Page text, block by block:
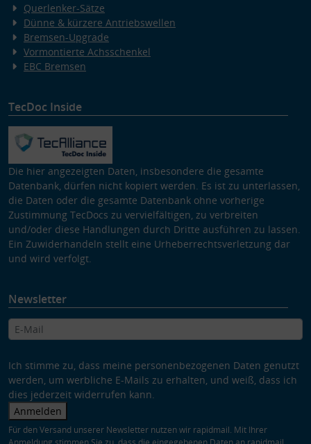
Querlenker-Sätze
Dünne & kürzere Antriebswellen
Bremsen-Upgrade
Vormontierte Achsschenkel
EBC Bremsen
TecDoc Inside
Die hier angezeigten Daten, insbesondere die gesamte
Datenbank, dürfen nicht kopiert werden. Es ist zu unterlassen,
die Daten oder die gesamte Datenbank ohne vorherige
Zustimmung TecDocs zu vervielfältigen, zu verbreiten
und/oder diese Handlungen durch Dritte ausführen zu lassen.
Ein Zuwiderhandeln stellt eine Urheberrechtsverletzung dar
und wird verfolgt.
Newsletter
Ich stimme zu, dass meine personenbezogenen Daten genutzt
werden, um werbliche E-Mails zu erhalten, und weiß, dass ich
dies jederzeit widerrufen kann.
Anmelden
Für den Versand unserer Newsletter nutzen wir rapidmail. Mit Ihrer